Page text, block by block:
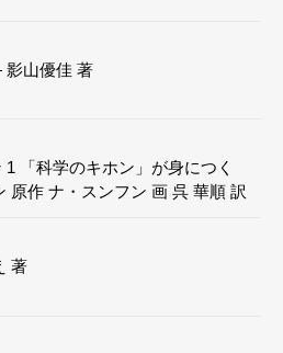
影山優佳 著
1 「科学のキホン」が身につく
作 ナ・スンフン 画 呉 華順 訳
著